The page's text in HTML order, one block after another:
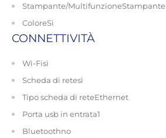
Stampante/MultifunzioneStampante
ColoreSì
CONNETTIVITÀ
Wi-Fisì
Scheda di retesì
Tipo scheda di reteEthernet
Porta usb in entrata1
Bluetoothno